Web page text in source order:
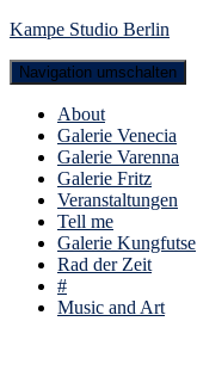
Kampe Studio Berlin
Navigation umschalten
About
Galerie Venecia
Galerie Varenna
Galerie Fritz
Veranstaltungen
Tell me
Galerie Kungfutse
Rad der Zeit
#
Music and Art